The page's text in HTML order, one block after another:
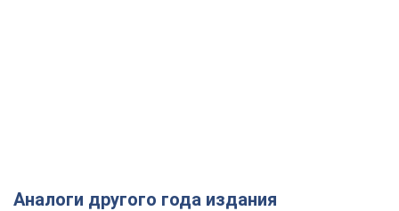
Аналоги другого года издания